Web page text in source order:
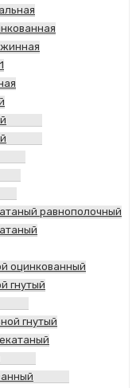
равнополочный
оцинкованный
гнутый
гнутый